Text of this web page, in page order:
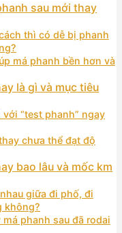
sau mới thay
thì có dễ bị phanh
má phanh bền hơn và
là gì và mục tiêu
“test phanh” ngay
chưa thể đạt độ
bao lâu và mốc km
giữa đi phố, đi
không?
phanh sau đã rodai